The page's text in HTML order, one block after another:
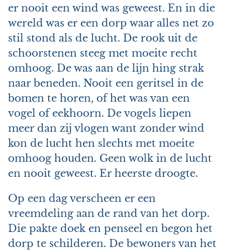
er nooit een wind was geweest. En in die
wereld was er een dorp waar alles net zo
stil stond als de lucht. De rook uit de
schoorstenen steeg met moeite recht
omhoog. De was aan de lijn hing strak
naar beneden. Nooit een geritsel in de
bomen te horen, of het was van een
vogel of eekhoorn. De vogels liepen
meer dan zij vlogen want zonder wind
kon de lucht hen slechts met moeite
omhoog houden. Geen wolk in de lucht
en nooit geweest. Er heerste droogte.
Op een dag verscheen er een
vreemdeling aan de rand van het dorp.
Die pakte doek en penseel en begon het
dorp te schilderen. De bewoners van het